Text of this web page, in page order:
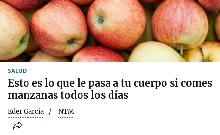
SALUD
Esto es lo que le pasa a tu cuerpo si comes
manzanas todos los días
Eder García NTM